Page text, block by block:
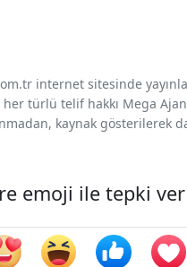
internet sitesinde
türlü telif hakkı Mega
kaynak gösterilerek
emoji ile tepki ver